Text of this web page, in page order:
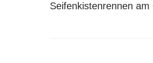
Seifenkistenrennen am